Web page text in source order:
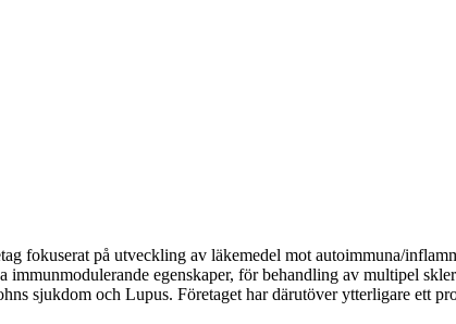
på utveckling av läkemedel mot autoimmuna/
immunmodulerande egenskaper, för behandling av multipel
sjukdom och Lupus. Företaget har därutöver ytterligare ett